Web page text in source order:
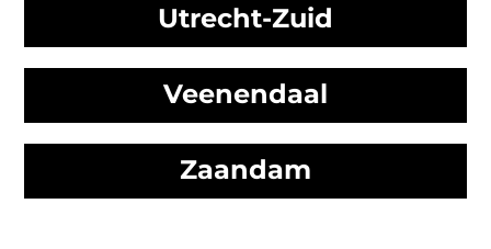
Utrecht-Zuid
Veenendaal
Zaandam